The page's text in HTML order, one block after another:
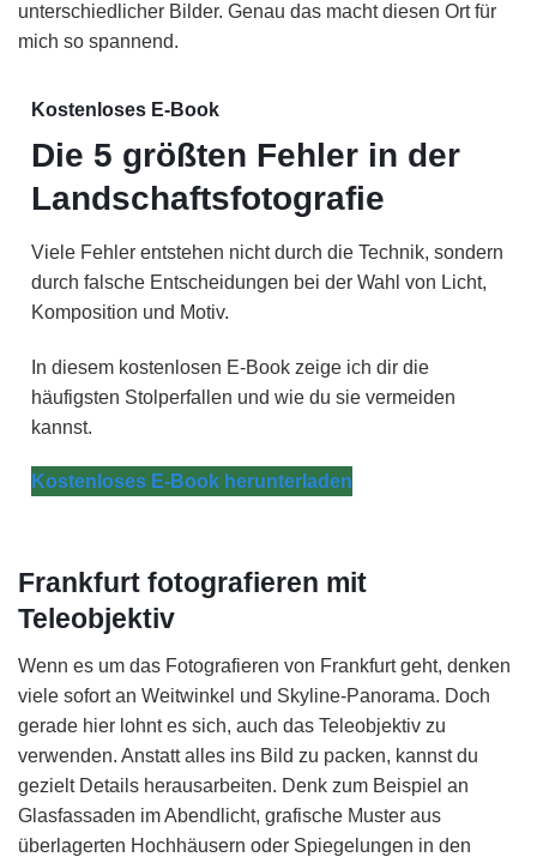
unterschiedlicher Bilder. Genau das macht diesen Ort für
mich so spannend.
Kostenloses E-Book
Die 5 größten Fehler in der
Landschaftsfotografie
Viele Fehler entstehen nicht durch die Technik, sondern
durch falsche Entscheidungen bei der Wahl von Licht,
Komposition und Motiv.
In diesem kostenlosen E-Book zeige ich dir die
häufigsten Stolperfallen und wie du sie vermeiden
kannst.
Kostenloses E-Book herunterladen
Frankfurt fotografieren mit
Teleobjektiv
Wenn es um das Fotografieren von Frankfurt geht, denken
viele sofort an Weitwinkel und Skyline-Panorama. Doch
gerade hier lohnt es sich, auch das Teleobjektiv zu
verwenden. Anstatt alles ins Bild zu packen, kannst du
gezielt Details herausarbeiten. Denk zum Beispiel an
Glasfassaden im Abendlicht, grafische Muster aus
überlagerten Hochhäusern oder Spiegelungen in den